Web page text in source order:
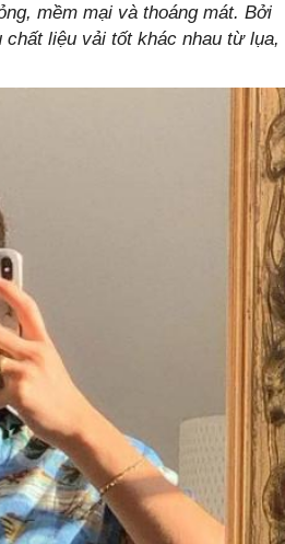
mềm mại và thoáng mát. Bởi
liệu vải tốt khác nhau từ lụa,